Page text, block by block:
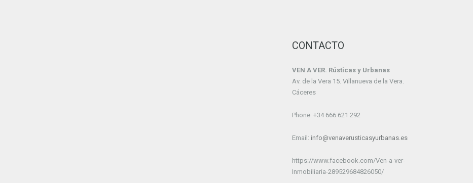
CONTACTO
VEN A VER. Rústicas y Urbanas
Av. de la Vera 15. Villanueva de la Vera.
Cáceres
Phone: +34 666 621 292
Email: info@venaverusticasyurbanas.es
https://www.facebook.com/Ven-a-ver-
Inmobiliaria-289529684826050/